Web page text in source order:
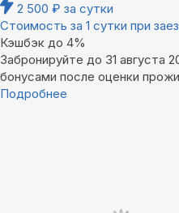
2 500 ₽ за сутки
Стоимость за 1 сутки при
Кэшбэк до 4%
Забронируйте до 31 августа
бонусами после оценки
Подробнее